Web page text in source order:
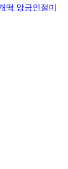
떡 앙금인절미